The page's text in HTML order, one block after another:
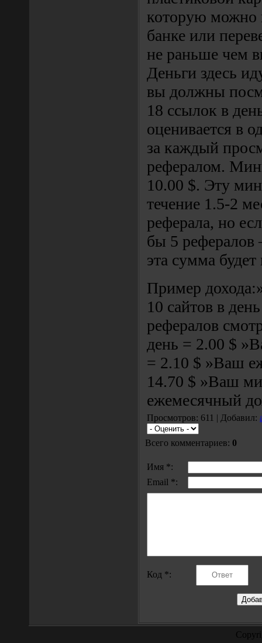
которую можно
банке или
не раньше чем
Деньги здесь
вы должны
18 ссылок в
оценивается в
за каждый
рефералом.
10.00 $. Эту
течение 1.5-2
реферала, но
бы 5 рефералов
эта сумма будет
Пример
10 сайтов в
рефералов
день = 2.00 $
= 2.10 $ »Ваш
14.70 $ »Ваш
ежемесячный
Просмотров: 611 | Добавил:
Всего комментариев: 0
Имя *:
Email *:
Код *: